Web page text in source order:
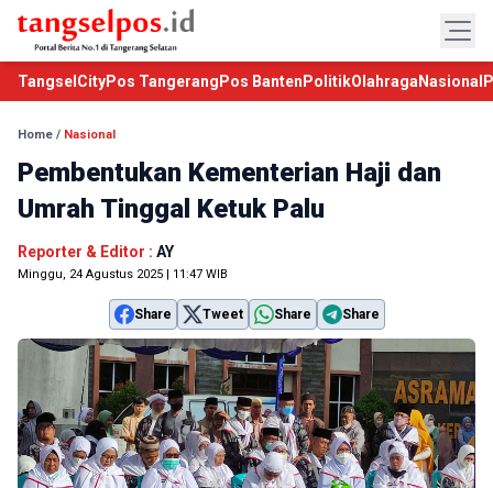
TangselCityPos Tangerang Pos Banten PolitikOlahraga Nasional
Home / Nasional
Pembentukan Kementerian Haji dan
Umrah Tinggal Ketuk Palu
Reporter & Editor : AY
Minggu, 24 Agustus 2025 | 11:47 WIB
Share Tweet Share Share